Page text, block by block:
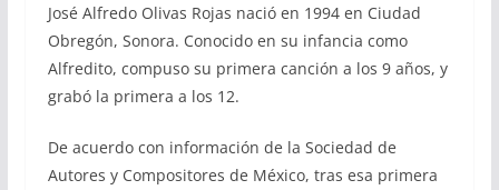
José Alfredo Olivas Rojas nació en 1994 en Ciudad
Obregón, Sonora. Conocido en su infancia como
Alfredito, compuso su primera canción a los 9 años, y
grabó la primera a los 12.
De acuerdo con información de la Sociedad de
Autores y Compositores de México, tras esa primera